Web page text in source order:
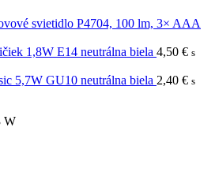
svietidlo P4704, 100 lm, 3× AAA
1,8W E14 neutrálna biela 4,50 € s
5,7W GU10 neutrálna biela 2,40 € s
W